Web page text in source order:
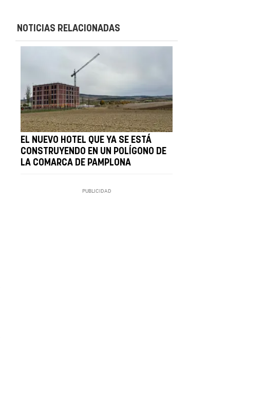
NOTICIAS RELACIONADAS
EL NUEVO HOTEL QUE YA SE ESTÁ
CONSTRUYENDO EN UN POLÍGONO DE
LA COMARCA DE PAMPLONA